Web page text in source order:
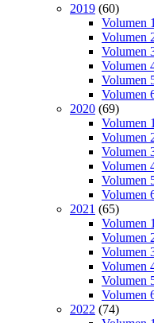
2019 (60)
Volumen
Volumen
Volumen
Volumen
Volumen
Volumen
2020 (69)
Volumen
Volumen
Volumen
Volumen
Volumen
Volumen
2021 (65)
Volumen
Volumen
Volumen
Volumen
Volumen
Volumen
2022 (74)